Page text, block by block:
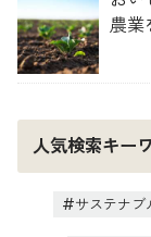
農業
人気検索キー
サステナブ